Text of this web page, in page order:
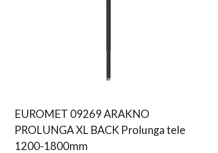
EUROMET 09269 ARAKNO
PROLUNGA XL BACK Prolunga tele
1200-1800mm